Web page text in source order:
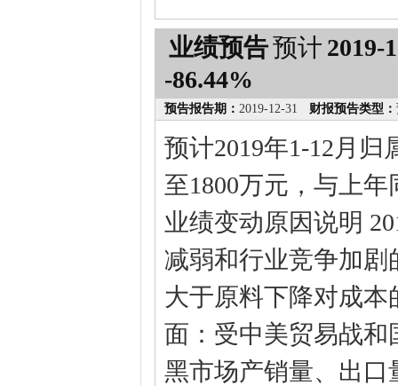
业绩预告预计 2019-
-86.44%
预告报告期： 2019-12-31 财报预告类型：
预计2019年1-12月
至1800万元，与上年
业绩变动原因说明
减弱和行业竞争加
大于原料下降对成
面：受中美贸易战
黑市场产销量、出